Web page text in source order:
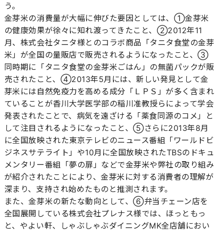
う。
金芽米の消費量が大幅に伸びた要因としては、①金芽米
の健康効果が徐々に知れ渡ってきたこと、②2012年11
月、株式会社タニタ様とのコラボ商品「タニタ食堂の金芽
米」が全国の量販店で販売されるようになったこと、③
同時期に「タニタ食堂の金芽米ごはん」の無菌パックが販
売されたこと、④2013年5月には、新しい発見として金
芽米には自然免疫力を高める成分「ＬＰＳ」が多く含まれ
ていることが香川大学医学部の稲川准教授らによって学会
発表されたことで、病気を遠ざける「薬食同源のコメ」と
して注目されるようになったこと、⑤さらに2013年8月
に全国放映された東京テレビのニュース番組「ワールドビ
ジネスサテライト」や10月に全国放映されたTBSのドキュ
メンタリー番組「夢の扉」などで金芽米や弊社の取り組み
が紹介されたことにより、金芽米に対する消費者の理解が
深まり、支持され始めたものと推測されます。
また、金芽米の新たな動向として、⑥弁当チェーン店を
全国展開している株式会社プレナス様では、ほっともっ
と、やよい軒、しゃぶしゃぶダイニングMK全店舗におい